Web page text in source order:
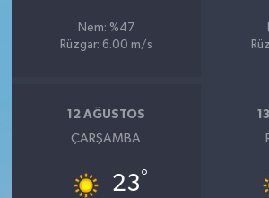
Nem: %47
Rüzgar: 6.00 m/s
12 AĞUSTOS
ÇARŞAMBA
23°